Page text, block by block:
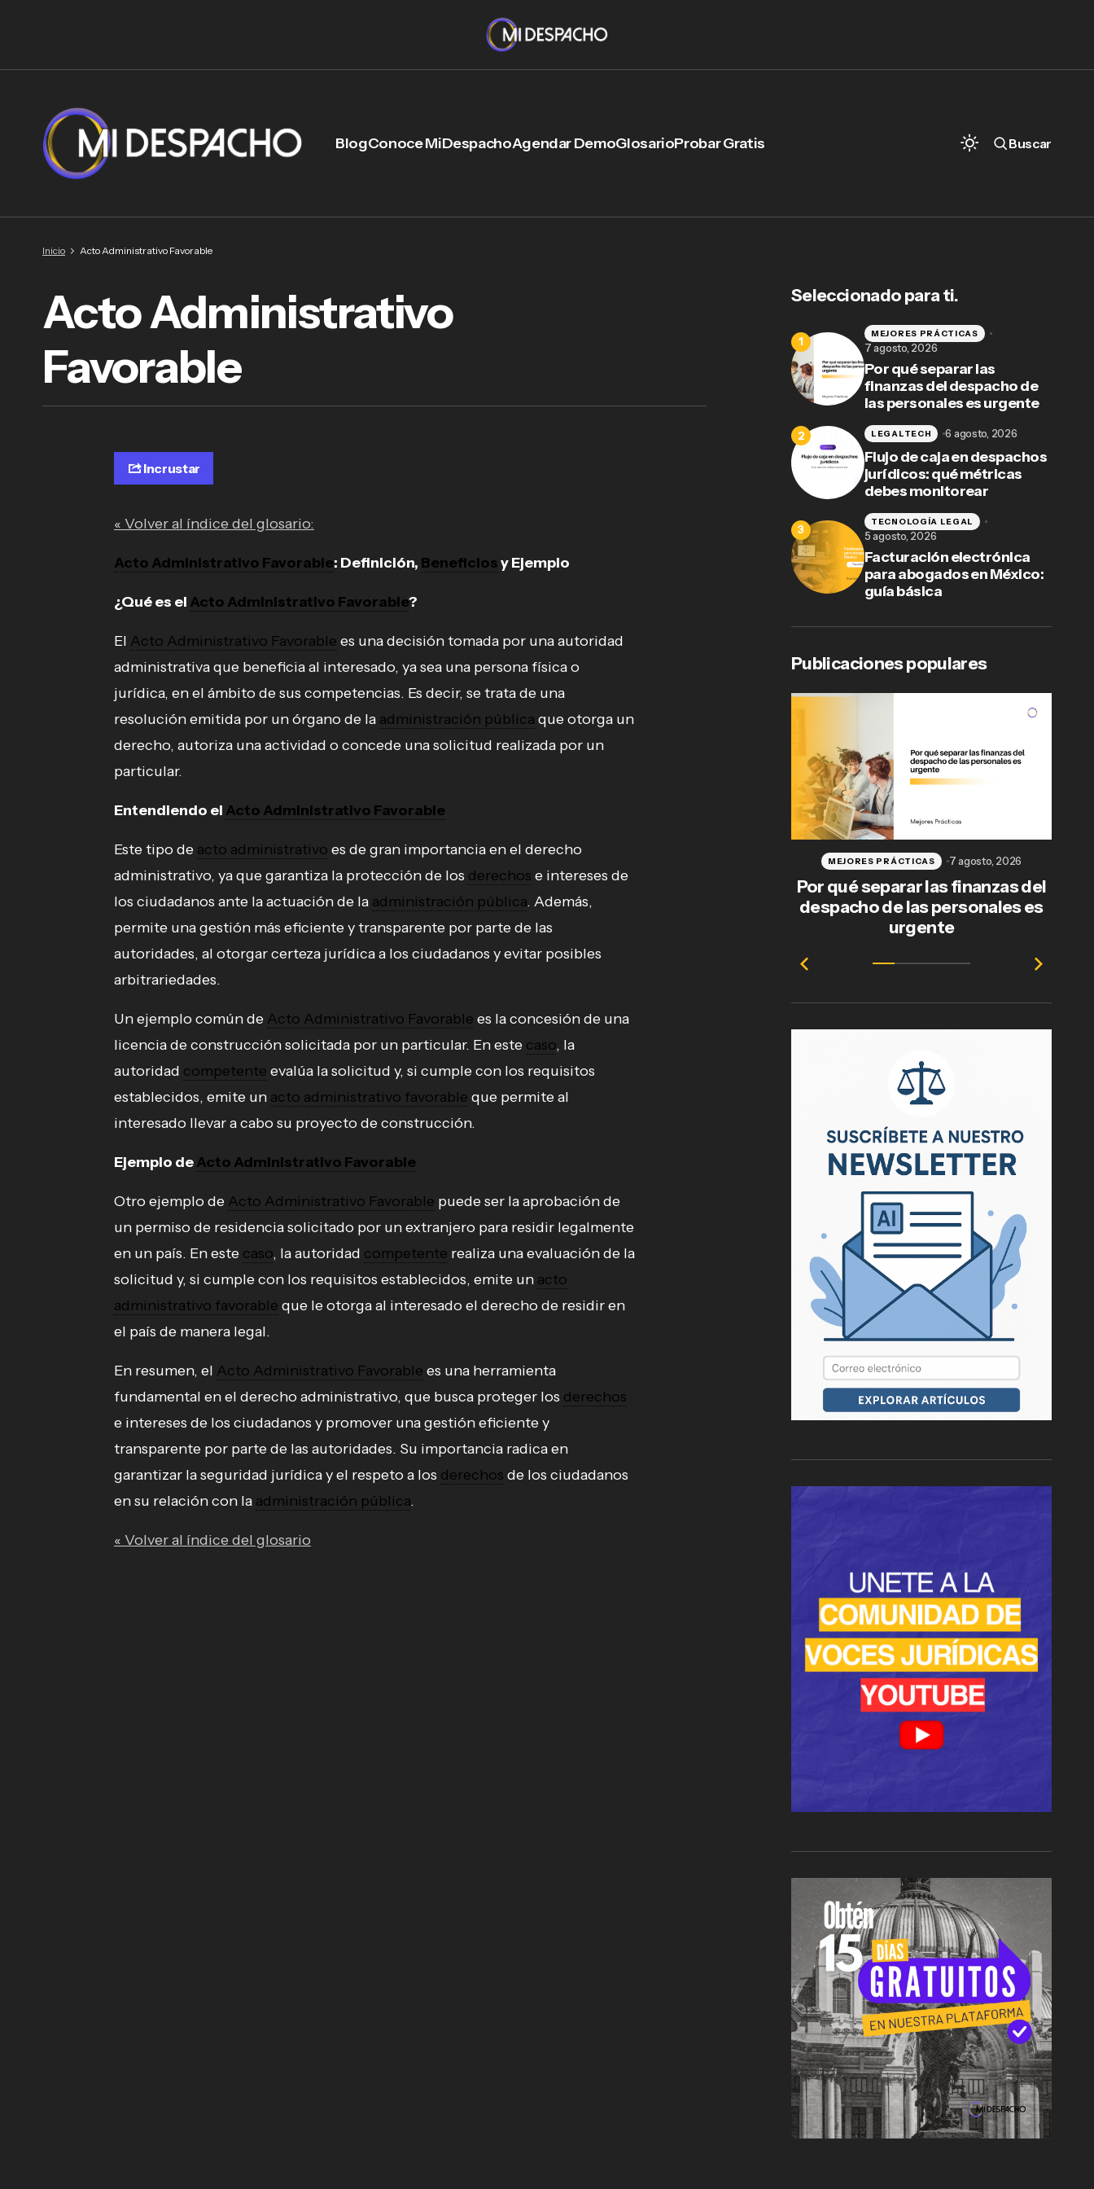
BlogConoce MiDespachoAgendar DemoGlosarioProbar Gratis Buscar
Inicio Acto Administrativo Favorable
Acto Administrativo
Favorable
Incrustar
« Volver al índice del glosario:
Acto Administrativo Favorable: Definición, Beneficiosy Ejemplo
¿Qué es el Acto Administrativo Favorable?
El Acto Administrativo Favorable es una decisión tomada por una autoridad
administrativa que beneficia al interesado, ya sea una persona física o
jurídica, en el ámbito de sus competencias. Es decir, se trata de una
resolución emitida por un órgano de la administración pública que otorga un
derecho, autoriza una actividad o concede una solicitud realizada por un
particular.
Entendiendo el Acto Administrativo Favorable
Este tipo de acto administrativo es de gran importancia en el derecho
administrativo, ya que garantiza la protección de los derechos e intereses de
los ciudadanos ante la actuación de la administración pública. Además,
permite una gestión más eficiente y transparente por parte de las
autoridades, al otorgar certeza jurídica a los ciudadanos y evitar posibles
arbitrariedades.
Un ejemplo común de Acto Administrativo Favorable es la concesión de una
licencia de construcción solicitada por un particular. En este caso, la
autoridad competente evalúa la solicitud y, si cumple con los requisitos
establecidos, emite un acto administrativo favorable que permite al
interesado llevar a cabo su proyecto de construcción.
Ejemplo deActo Administrativo Favorable
Otro ejemplo de Acto Administrativo Favorable puede ser la aprobación de
un permiso de residencia solicitado por un extranjero para residir legalmente
en un país. En este caso, la autoridad competente realiza una evaluación de la
solicitud y, si cumple con los requisitos establecidos, emite un acto
administrativo favorable que le otorga al interesado el derecho de residir en
el país de manera legal.
En resumen, el Acto Administrativo Favorable es una herramienta
fundamental en el derecho administrativo, que busca proteger los derechos
e intereses de los ciudadanos y promover una gestión eficiente y
transparente por parte de las autoridades. Su importancia radica en
garantizar la seguridad jurídica y el respeto a los derechos de los ciudadanos
en su relación con la administración pública.
« Volver al índice del glosario
Seleccionado para ti.
Por qué separar las
finanzas del despacho de
las personales es urgente
MEJORES PRÁCTICAS
7 agosto, 2026
Flujo de caja en despachos
jurídicos: qué métricas
debes monitorear
LEGALTECH 6 agosto, 2026
Facturación electrónica
para abogados en México:
guía básica
TECNOLOGÍA LEGAL
5 agosto, 2026
Publicaciones populares
Por qué separar las finanzas del
despacho de las personales es
urgente
MEJORES PRÁCTICAS 7 agosto, 2026